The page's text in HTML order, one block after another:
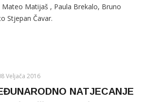
Mateo Matijaš , Paula Brekalo, Bruno
Stjepan Čavar.
Veljača 2016
NATJECANJE